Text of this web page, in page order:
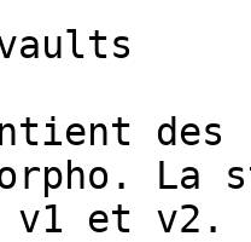
v1 et v2.